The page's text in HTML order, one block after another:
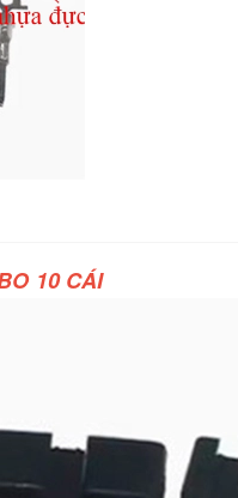
10 CÁI